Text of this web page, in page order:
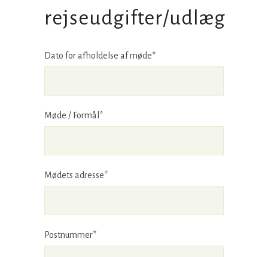
rejseudgifter/udlæg
Dato for afholdelse af møde*
Møde / Formål*
Mødets adresse*
Postnummer*